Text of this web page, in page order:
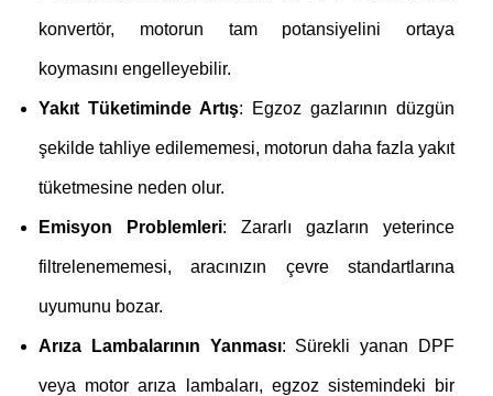
konvertör, motorun tam potansiyelini ortaya
koymasını engelleyebilir.
Yakıt Tüketiminde Artış: Egzoz gazlarının düzgün
şekilde tahliye edilememesi, motorun daha fazla yakıt
tüketmesine neden olur.
Emisyon Problemleri: Zararlı gazların yeterince
filtrelenememesi, aracınızın çevre standartlarına
uyumunu bozar.
Arıza Lambalarının Yanması: Sürekli yanan DPF
veya motor arıza lambaları, egzoz sistemindeki bir